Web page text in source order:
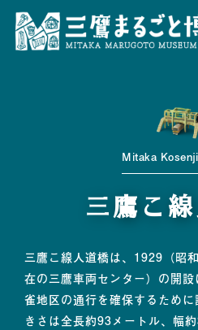
Mitaka
三鷹こ
三鷹こ線人道橋は、1929（昭
在の三鷹車両センター）の開
雀地区の通行を確保するため
きさは全長約93メートル、幅